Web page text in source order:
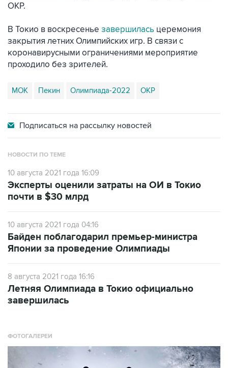
ОКР.
В Токио в воскресенье завершилась церемония
закрытия летних Олимпийских игр. В связи с
коронавирусными ограничениями мероприятие
проходило без зрителей.
МОК Пекин Олимпиада-2022 ОКР
Подписаться на рассылку новостей
НОВОСТИ ПО ТЕМЕ
10 августа 2021 года 16:09
Эксперты оценили затраты на ОИ в Токио
почти в $30 млрд
10 августа 2021 года 04:16
Байден поблагодарил премьер-министра
Японии за проведение Олимпиады
8 августа 2021 года 16:16
Летняя Олимпиада в Токио официально
завершилась
ФОТОГАЛЕРЕИ